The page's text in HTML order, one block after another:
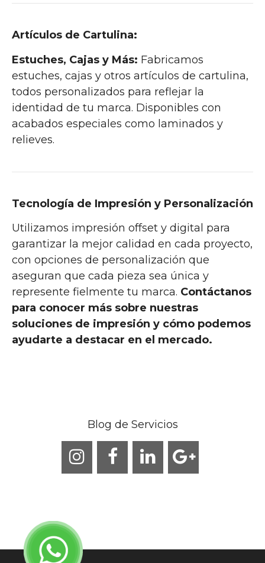
Artículos de Cartulina:
Estuches, Cajas y Más: Fabricamos
estuches, cajas y otros artículos de cartulina,
todos personalizados para reflejar la
identidad de tu marca. Disponibles con
acabados especiales como laminados y
relieves.
Tecnología de Impresión y Personalización
Utilizamos impresión offset y digital para
garantizar la mejor calidad en cada proyecto,
con opciones de personalización que
aseguran que cada pieza sea única y
represente fielmente tu marca. Contáctanos
para conocer más sobre nuestras
soluciones de impresión y cómo podemos
ayudarte a destacar en el mercado.
Blog de Servicios